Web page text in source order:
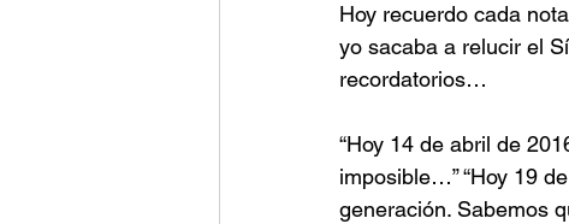
Hoy recuerdo cada
yo sacaba a relucir el
recordatorios…
“Hoy 14 de abril de
imposible…” “Hoy 19
generación. Sabemos